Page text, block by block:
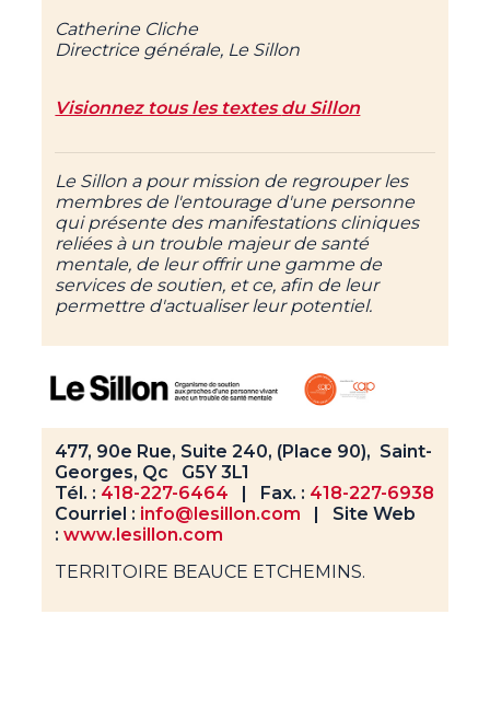
Catherine Cliche
Directrice générale, Le Sillon
Visionnez tous les textesdu Sillon
Le Sillon a pour mission de regrouper les
membres de l'entourage d'une personne
qui présente des manifestations cliniques
reliées à un trouble majeur de santé
mentale, de leur offrir une gamme de
services de soutien, et ce, afin de leur
permettre d'actualiser leur potentiel.
477, 90e Rue, Suite 240, (Place 90), Saint-
Georges, Qc G5Y 3L1
Tél. : 418-227-6464 | Fax. : 418-227-6938
Courriel : info@lesillon.com | Site Web
:www.lesillon.com
TERRITOIRE BEAUCE ETCHEMINS.